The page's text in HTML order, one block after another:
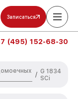
Записаться
(495) 152-68-30
/ G 1834
SCi